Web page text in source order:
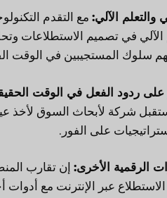
والتعلم الآلي: مع التقدم
الآلي في تصميم الاستطلاعات
سلوك المستجيبين في الوقت
على ردود الفعل في الوقت
شركة لأبحاث السوق لأخذ
على الفور.
الرقمية الأخرى: إن تقارب
عبر الإنترنت مع أدوات